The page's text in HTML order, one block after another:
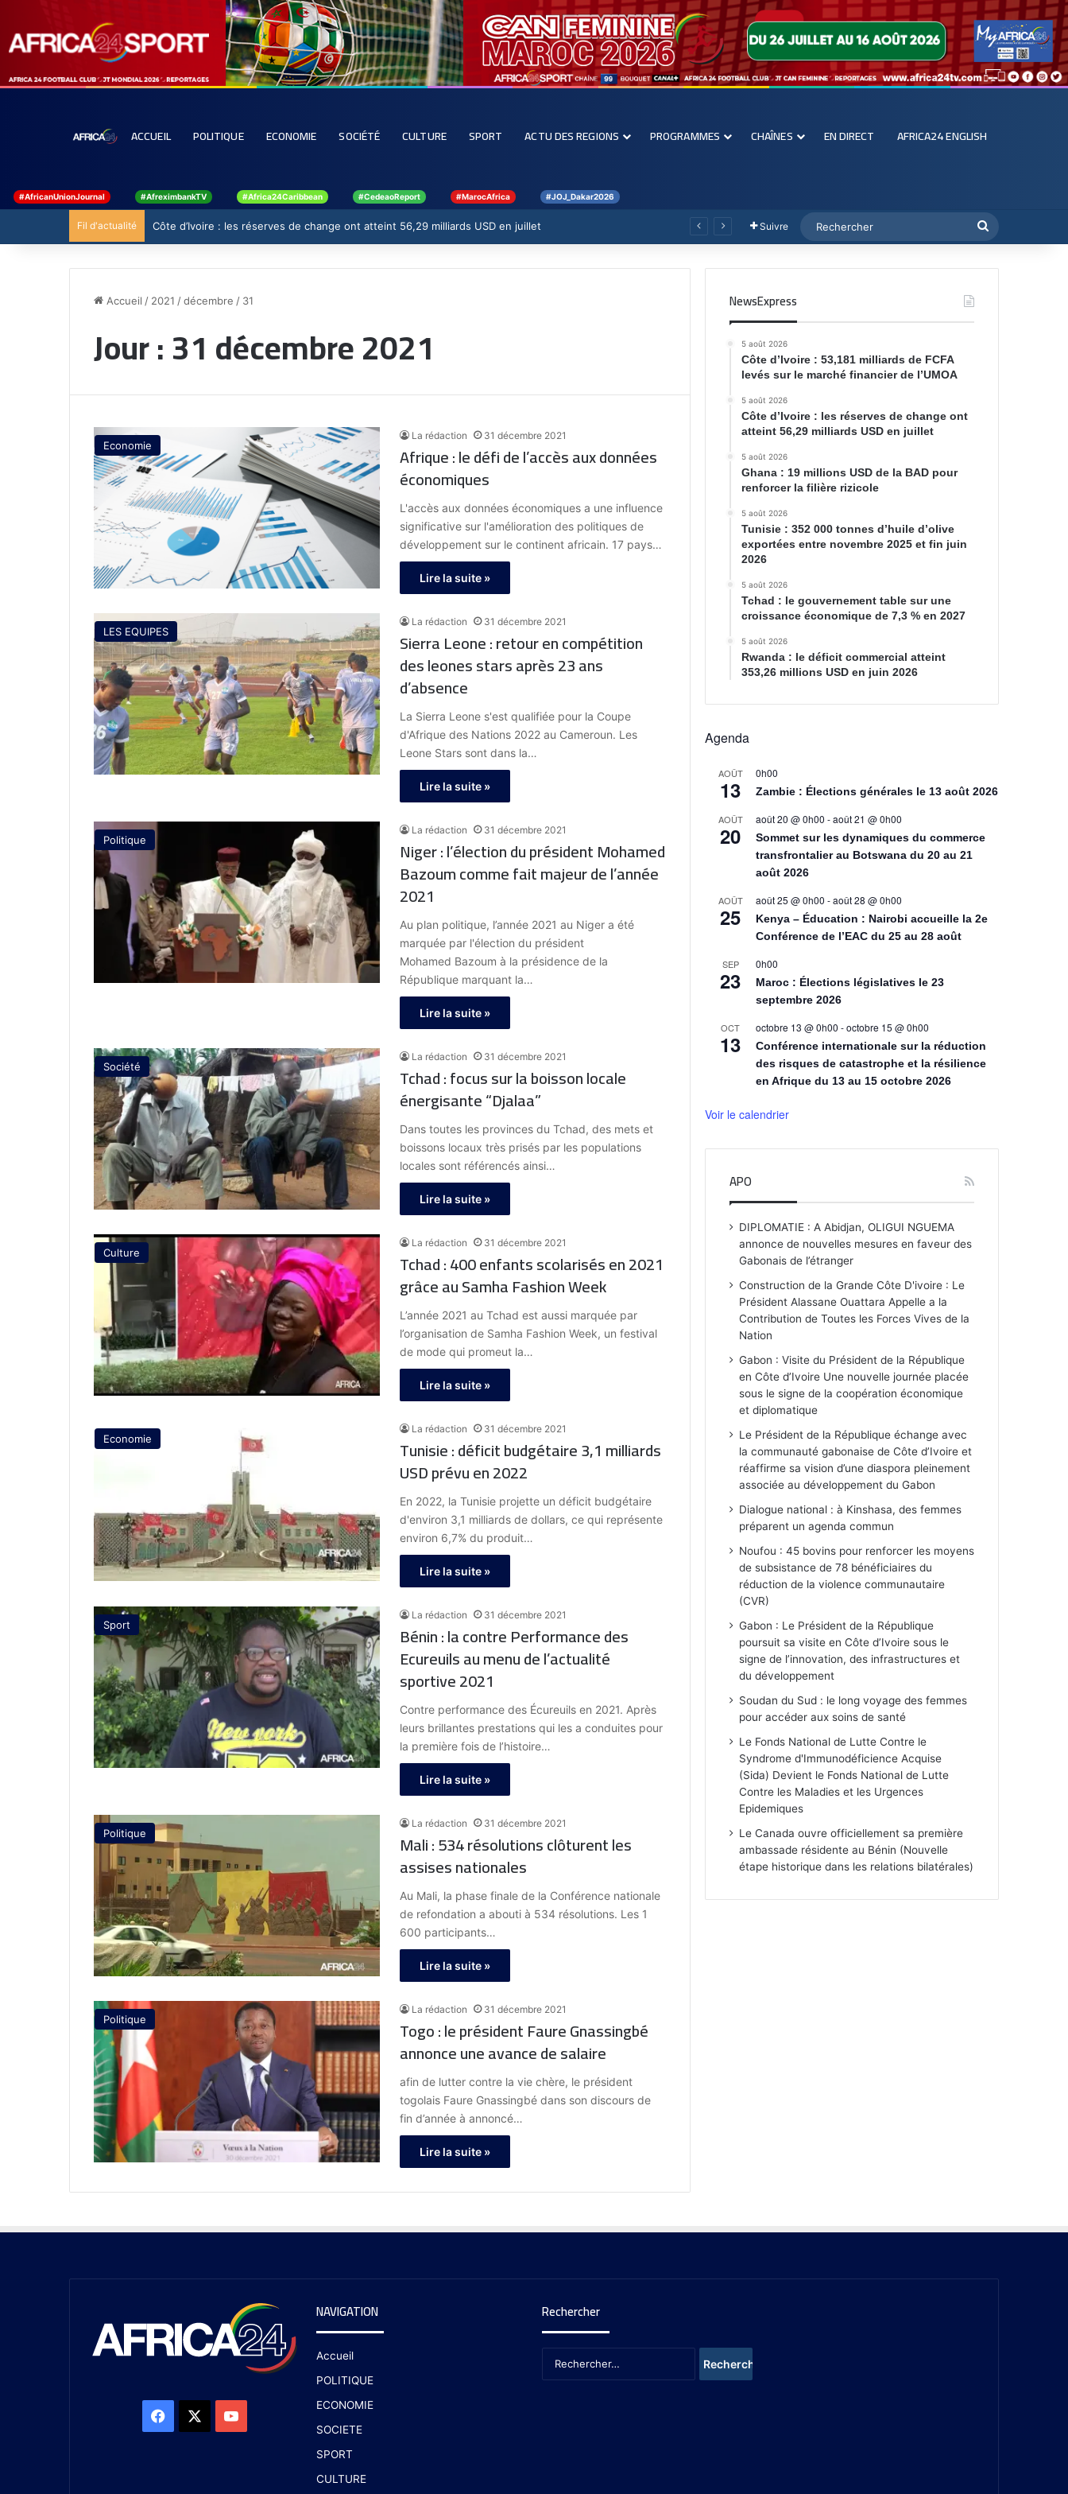
ACCUEIL POLITIQUE ECONOMIE SOCIÉTÉ CULTURE SPORT ACTU DES REGIONS PROGRAMMES CHAÎNES EN DIRECT AFRICA24 ENGLISH
#AfricanUnionJournal #AfreximbankTV #Africa24Caribbean #CedeaoReport #MarocAfrica #JOJ_Dakar2026
Fil d'actualité Côte d’Ivoire : les réserves de change ont atteint 56,29 milliards USD en juillet Suivre
Accueil / 2021 /décembre / 31
Jour :31 décembre 2021
Economie
La rédaction 31 décembre 2021
Afrique : le défi de l’accès aux données
économiques
L'accès aux données économiques a une influence
significative sur l'amélioration des politiques de
développement sur le continent africain. 17 pays…
Lire la suite »
LES EQUIPES
La rédaction 31 décembre 2021
Sierra Leone : retour en compétition
des leones stars après 23 ans
d’absence
La Sierra Leone s'est qualifiée pour la Coupe
d'Afrique des Nations 2022 au Cameroun. Les
Leone Stars sont dans la…
Lire la suite »
Politique
La rédaction 31 décembre 2021
Niger : l’élection du président Mohamed
Bazoum comme fait majeur de l’année
2021
Au plan politique, l’année 2021 au Niger a été
marquée par l'élection du président
Mohamed Bazoum à la présidence de la
République marquant la…
Lire la suite »
Société
La rédaction 31 décembre 2021
Tchad : focus sur la boisson locale
énergisante “Djalaa”
Dans toutes les provinces du Tchad, des mets et
boissons locaux très prisés par les populations
locales sont référencés ainsi…
Lire la suite »
Culture
La rédaction 31 décembre 2021
Tchad : 400 enfants scolarisés en 2021
grâce au Samha Fashion Week
L’année 2021 au Tchad est aussi marquée par
l’organisation de Samha Fashion Week, un festival
de mode qui promeut la…
Lire la suite »
Economie
La rédaction 31 décembre 2021
Tunisie : déficit budgétaire 3,1 milliards
USD prévu en 2022
En 2022, la Tunisie projette un déficit budgétaire
d'environ 3,1 milliards de dollars, ce qui représente
environ 6,7% du produit…
Lire la suite »
Sport
La rédaction 31 décembre 2021
Bénin : la contre Performance des
Ecureuils au menu de l’actualité
sportive 2021
Contre performance des Écureuils en 2021. Après
leurs brillantes prestations qui les a conduites pour
la première fois de l’histoire…
Lire la suite »
Politique
La rédaction 31 décembre 2021
Mali : 534 résolutions clôturent les
assises nationales
Au Mali, la phase finale de la Conférence nationale
de refondation a abouti à 534 résolutions. Les 1
600 participants…
Lire la suite »
Politique
La rédaction 31 décembre 2021
Togo : le président Faure Gnassingbé
annonce une avance de salaire
afin de lutter contre la vie chère, le président
togolais Faure Gnassingbé dans son discours de
fin d’année à annoncé…
Lire la suite »
NewsExpress
5 août 2026
Côte d’Ivoire : 53,181 milliards de FCFA
levés sur le marché financier de l’UMOA
5 août 2026
Côte d’Ivoire : les réserves de change ont
atteint 56,29 milliards USD en juillet
5 août 2026
Ghana : 19 millions USD de la BAD pour
renforcer la filière rizicole
5 août 2026
Tunisie : 352 000 tonnes d’huile d’olive
exportées entre novembre 2025 et fin juin
2026
5 août 2026
Tchad : le gouvernement table sur une
croissance économique de 7,3 % en 2027
5 août 2026
Rwanda : le déficit commercial atteint
353,26 millions USD en juin 2026
Agenda
AOÛT
13
0h00
Zambie : Élections générales le 13 août 2026
AOÛT
20
août 20 @ 0h00 -août 21 @ 0h00
Sommet sur les dynamiques du commerce
transfrontalier au Botswana du 20 au 21
août 2026
AOÛT
25
août 25 @ 0h00 -août 28 @ 0h00
Kenya – Éducation : Nairobi accueille la 2e
Conférence de l’EAC du 25 au 28 août
SEP
23
0h00
Maroc : Élections législatives le 23
septembre 2026
OCT
13
octobre 13 @ 0h00 -octobre 15 @ 0h00
Conférence internationale sur la réduction
des risques de catastrophe et la résilience
en Afrique du 13 au 15 octobre 2026
Voir le calendrier
APO
DIPLOMATIE : A Abidjan, OLIGUI NGUEMA
annonce de nouvelles mesures en faveur des
Gabonais de l’étranger
Construction de la Grande Côte D'ivoire : Le
Président Alassane Ouattara Appelle a la
Contribution de Toutes les Forces Vives de la
Nation
Gabon : Visite du Président de la République
en Côte d’Ivoire Une nouvelle journée placée
sous le signe de la coopération économique
et diplomatique
Le Président de la République échange avec
la communauté gabonaise de Côte d’Ivoire et
réaffirme sa vision d’une diaspora pleinement
associée au développement du Gabon
Dialogue national : à Kinshasa, des femmes
préparent un agenda commun
Noufou : 45 bovins pour renforcer les moyens
de subsistance de 78 bénéficiaires du
réduction de la violence communautaire
(CVR)
Gabon : Le Président de la République
poursuit sa visite en Côte d’Ivoire sous le
signe de l’innovation, des infrastructures et
du développement
Soudan du Sud : le long voyage des femmes
pour accéder aux soins de santé
Le Fonds National de Lutte Contre le
Syndrome d'Immunodéficience Acquise
(Sida) Devient le Fonds National de Lutte
Contre les Maladies et les Urgences
Epidemiques
Le Canada ouvre officiellement sa première
ambassade résidente au Bénin (Nouvelle
étape historique dans les relations bilatérales)
NAVIGATION
Accueil
POLITIQUE
ECONOMIE
SOCIETE
SPORT
CULTURE
Rechercher